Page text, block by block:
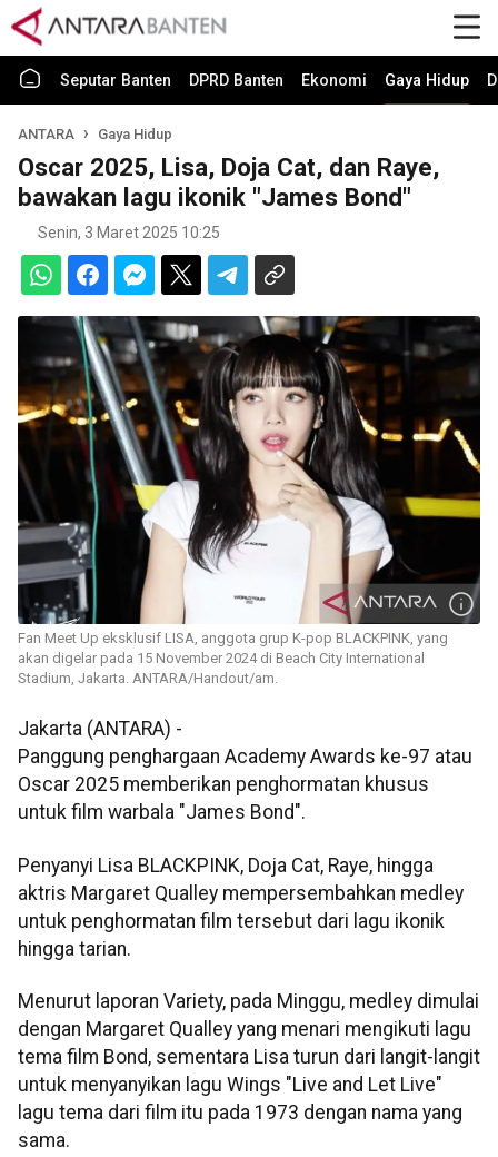
Seputar Banten DPRD Banten Ekonomi Gaya Hidup
ANTARA Gaya Hidup
Oscar 2025, Lisa, Doja Cat, dan Raye,
bawakan lagu ikonik "James Bond"
Senin, 3 Maret 2025 10:25
Fan Meet Up eksklusif LISA, anggota grup K-pop BLACKPINK, yang
akan digelar pada 15 November 2024 di Beach City International
Stadium, Jakarta. ANTARA/Handout/am.
Jakarta (ANTARA) -
Panggung penghargaan Academy Awards ke-97 atau
Oscar 2025 memberikan penghormatan khusus
untuk film warbala "James Bond".
Penyanyi Lisa BLACKPINK, Doja Cat, Raye, hingga
aktris Margaret Qualley mempersembahkan medley
untuk penghormatan film tersebut dari lagu ikonik
hingga tarian.
Menurut laporan Variety, pada Minggu, medley dimulai
dengan Margaret Qualley yang menari mengikuti lagu
tema film Bond, sementara Lisa turun dari langit-langit
untuk menyanyikan lagu Wings "Live and Let Live"
lagu tema dari film itu pada 1973 dengan nama yang
sama.